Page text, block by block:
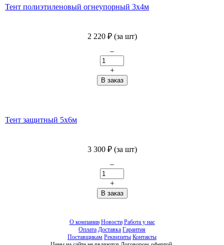
Тент полиэтиленовый огнеупорный 3х4м
2 220 ₽ (за шт)
–
+
Тент защитный 5х6м
3 300 ₽ (за шт)
–
+
О компании Новости Работа у нас
Оплата Доставка Гарантия
Поставщикам Реквизиты Контакты